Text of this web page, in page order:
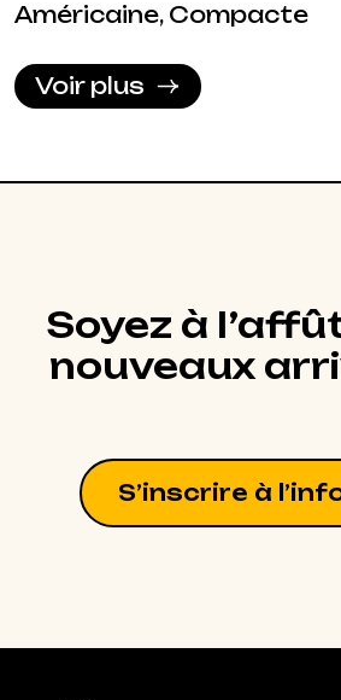
Américaine, Compacte
Voir plus
Soyez à
nouveaux
S’inscrire à